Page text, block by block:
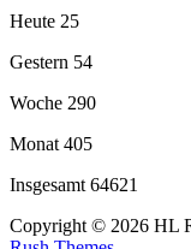
Heute 25
Gestern 54
Woche 290
Monat 405
Insgesamt 64621
Copyright © 2026 HL